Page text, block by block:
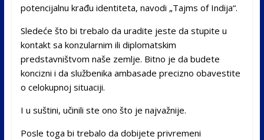
potencijalnu krađu identiteta, navodi „Tajms of Indija“.
Sledeće što bi trebalo da uradite jeste da stupite u
kontakt sa konzularnim ili diplomatskim
predstavništvom naše zemlje. Bitno je da budete
koncizni i da službenika ambasade precizno obavestite
o celokupnoj situaciji.
I u suštini, učinili ste ono što je najvažnije.
Posle toga bi trebalo da dobijete privremeni